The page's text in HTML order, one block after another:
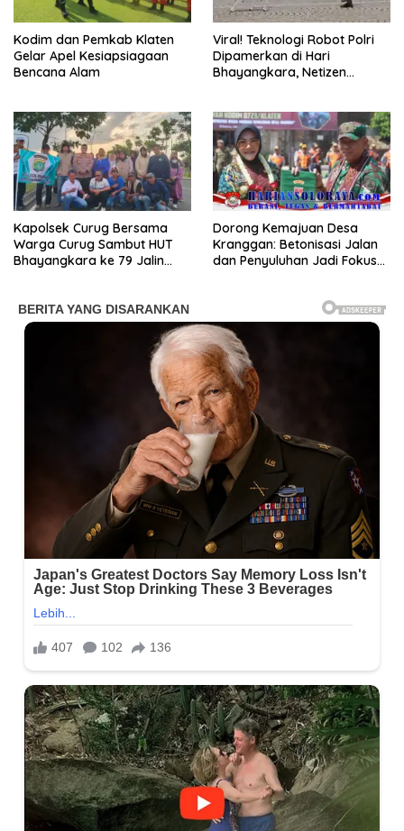
Kodim dan Pemkab Klaten
Gelar Apel Kesiapsiagaan
Bencana Alam
Viral! Teknologi Robot Polri
Dipamerkan di Hari
Bhayangkara, Netizen
Kapolsek Curug Bersama
Warga Curug Sambut HUT
Bhayangkara ke 79 Jalin
Dorong Kemajuan Desa
Kranggan: Betonisasi Jalan
dan Penyuluhan Jadi Fokus